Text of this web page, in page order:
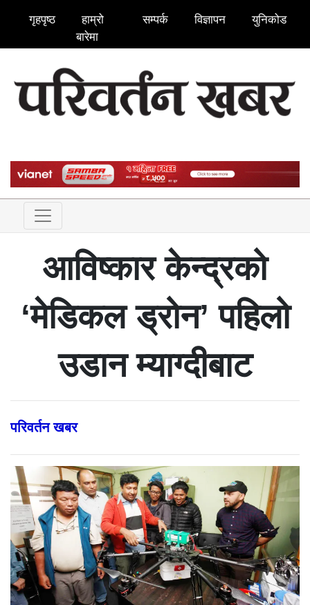
गृहपृष्ठ
हाम्रो
बारेमा
सम्पर्क विज्ञापन युनिकोड
आविष्कार केन्द्रको
‘मेडिकल ड्रोन’ पहिलो
उडान म्याग्दीबाट
परिवर्तन खबर